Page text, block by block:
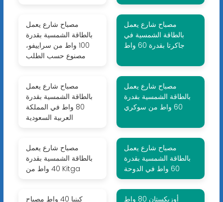
مصباح شارع يعمل
بالطاقة الشمسية بقدرة
100 واط من سراييفو،
مصنوع حسب الطلب
مصباح شارع يعمل
بالطاقة الشمسية في
جاكرتا بقدرة 60 واط
مصباح شارع يعمل
بالطاقة الشمسية بقدرة
80 واط في المملكة
العربية السعودية
مصباح شارع يعمل
بالطاقة الشمسية بقدرة
60 واط من سوكري
مصباح شارع يعمل
بالطاقة الشمسية بقدرة
40 واط من Kitga
مصباح شارع يعمل
بالطاقة الشمسية بقدرة
60 واط في الدوحة
كينيا 40 واط مصباح أوزبكستان 80 واط